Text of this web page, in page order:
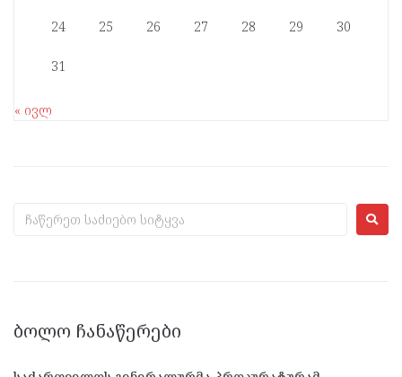
24 25 26 27 28 29 30
31
« ივლ
ᲑᲝᲚᲝ ᲩᲐᲜᲐᲬᲔᲠᲔᲑᲘ